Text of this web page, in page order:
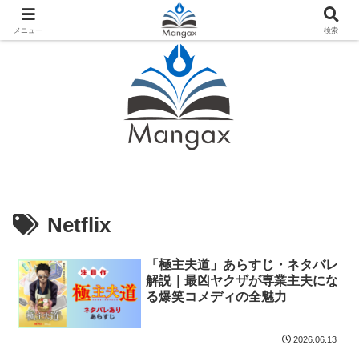
人気おすすめ漫画紹介ならMangax（マンガックス）
Netflix
「極主夫道」あらすじ・ネタバレ
解説｜最凶ヤクザが専業主夫にな
る爆笑コメディの全魅力
2026.06.13
メニュー 検索